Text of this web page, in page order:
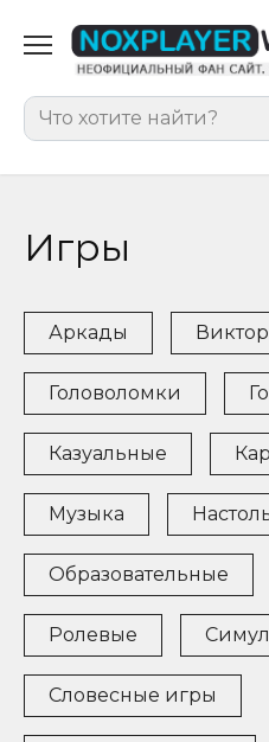
содержанию
Игры
Аркады
Головоломки
Казуальные
Музыка
Образовательные
Ролевые
Словесные игры